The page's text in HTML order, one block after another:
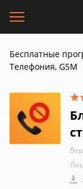
Бесплатные
Телефония, GSM